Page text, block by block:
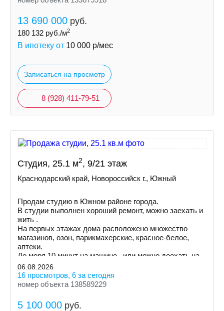
13 690 000 руб.
180 132 руб./м2
В ипотеку от 10 000 р/мес
Записаться на просмотр
8 (928) 411-79-51
Студия, 25.1 м2, 9/21 этаж
Краснодарский край, Новороссийск г., Южный
Продам студию в Южном районе города.
В студии выполнен хороший ремонт, можно заехать и
жить .
На первых этажах дома расположено множество
магазинов, озон, парикмахерские, красное-белое,
аптеки.
До моря 10 минут на машине , или можно доехать на
маршрутке.
06.08.2026
16 просмотров, 6 за сегодня
номер объекта 138589229
5 100 000 руб.